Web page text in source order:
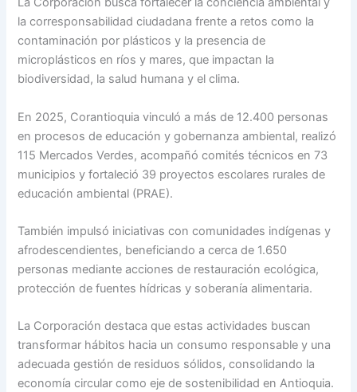
la corresponsabilidad ciudadana frente a retos como la
contaminación por plásticos y la presencia de
microplásticos en ríos y mares, que impactan la
biodiversidad, la salud humana y el clima.
En 2025, Corantioquia vinculó a más de 12.400 personas
en procesos de educación y gobernanza ambiental, realizó
115 Mercados Verdes, acompañó comités técnicos en 73
municipios y fortaleció 39 proyectos escolares rurales de
educación ambiental (PRAE).
También impulsó iniciativas con comunidades indígenas y
afrodescendientes, beneficiando a cerca de 1.650
personas mediante acciones de restauración ecológica,
protección de fuentes hídricas y soberanía alimentaria.
La Corporación destaca que estas actividades buscan
transformar hábitos hacia un consumo responsable y una
adecuada gestión de residuos sólidos, consolidando la
economía circular como eje de sostenibilidad en Antioquia.